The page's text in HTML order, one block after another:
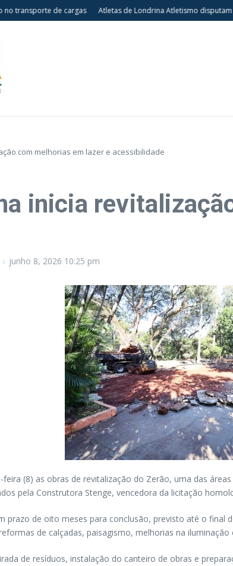
de cargas Atletas de Londrina Atletismo disputam
com melhorias em lazer e acessibilidade
inicia
junho 8, 2026 10:25 pm
(8) as obras de revitalização do Zerão, uma das
pela Construtora Stenge, vencedora da licitação
prazo de oito meses para conclusão, previsto até o
de calçadas, paisagismo, melhorias na
de resíduos, instalação do canteiro de obras e